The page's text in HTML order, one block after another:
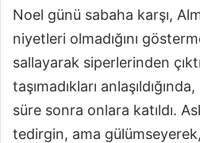
Noel günü sabaha karşı,
niyetleri olmadığını
sallayarak siperlerinden
taşımadıkları
süre sonra onlara katıldı.
tedirgin, ama